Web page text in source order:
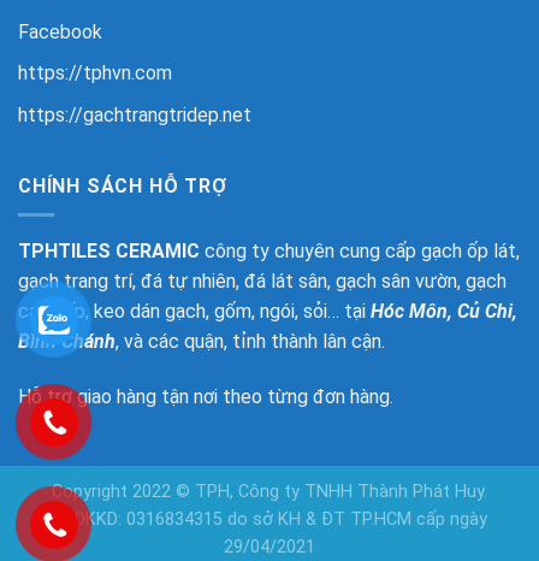
Facebook
https://tphvn.com
https://gachtrangtridep.net
CHÍNH SÁCH HỖ TRỢ
TPHTILES CERAMIC công ty chuyên cung cấp gạch ốp lát,
gạch trang trí, đá tự nhiên, đá lát sân, gạch sân vườn, gạch
cao cấp, keo dán gạch, gốm, ngói, sỏi… tại Hóc Môn, Củ Chi,
Bình Chánh, và các quận, tỉnh thành lân cận.
Hỗ trợ giao hàng tận nơi theo từng đơn hàng.
Copyright 2022 © TPH, Công ty TNHH Thành Phát Huy.
GPDKKD: 0316834315 do sở KH & ĐT TP.HCM cấp ngày
29/04/2021